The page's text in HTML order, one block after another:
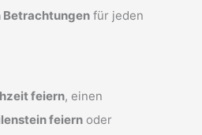
Betrachtungen für jeden
feiern, einen
feiern oder